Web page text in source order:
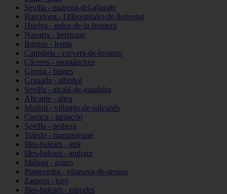
Sevilla - mairena-del-aljarafe
Barcelona - l39hospitalet-de-llobregat
Huelva - palos-de-la-frontera
Navarra - berriozar
Burgos - lerma
Cantabria - corvera-de-toranzo
Cáceres - montánchez
Girona - blanes
Granada - albuñol
Sevilla - alcalá-de-guadaíra
Alicante - altea
Madrid - villarejo-de-salvanés
Cuenca - tarancón
Sevilla - pedrera
Toledo - manzaneque
Illes-balears - artà
Illes-balears - andratx
Málaga - guaro
Pontevedra - vilanova-de-arousa
Zamora - toro
Illes-balears - esporles